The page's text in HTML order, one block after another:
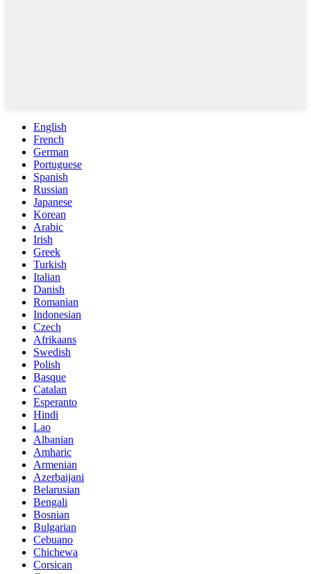
English
French
German
Portuguese
Spanish
Russian
Japanese
Korean
Arabic
Irish
Greek
Turkish
Italian
Danish
Romanian
Indonesian
Czech
Afrikaans
Swedish
Polish
Basque
Catalan
Esperanto
Hindi
Lao
Albanian
Amharic
Armenian
Azerbaijani
Belarusian
Bengali
Bosnian
Bulgarian
Cebuano
Chichewa
Corsican